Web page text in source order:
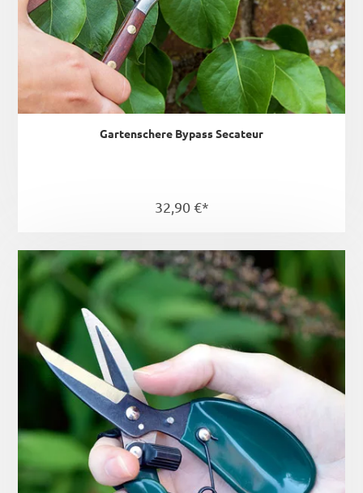
Gartenschere Bypass Secateur
32,90 €*